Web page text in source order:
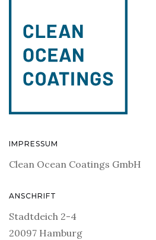
IMPRESSUM
Clean Ocean Coatings GmbH
ANSCHRIFT
Stadtdeich 2-4
20097 Hamburg